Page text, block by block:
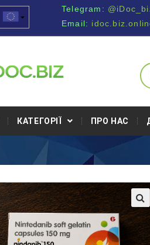
Telegram:
Email:
КАТЕГОРІЇ ПРО НАС